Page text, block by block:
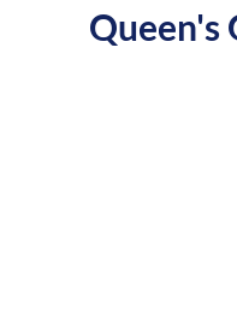
Queen's